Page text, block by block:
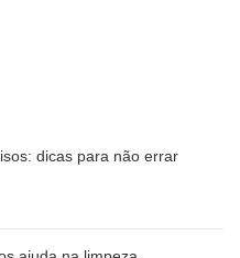
dicas para não errar